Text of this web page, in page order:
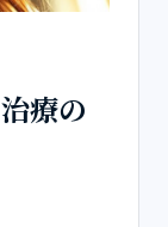
療の